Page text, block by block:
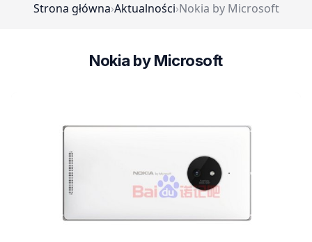
Strona główna›Aktualności›Nokia by Microsoft
Nokia by Microsoft